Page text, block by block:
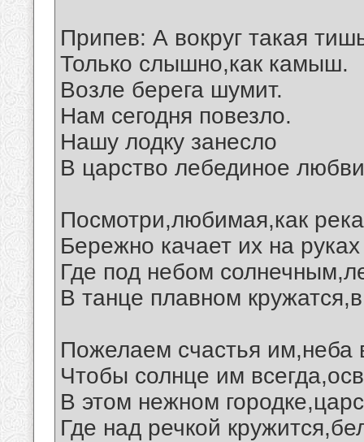
Припев: А вокруг такая
Только слышно,как камыш.
Возле берега шумит.
Нам сегодня повезло.
Нашу лодку занесло
В царство лебединое
Посмотри,любимая,как
Бережно качает их на
Где под небом
В танце плавном
Пожелаем счастья им,неба
Чтобы солнце им
В этом нежном
Где над речкой